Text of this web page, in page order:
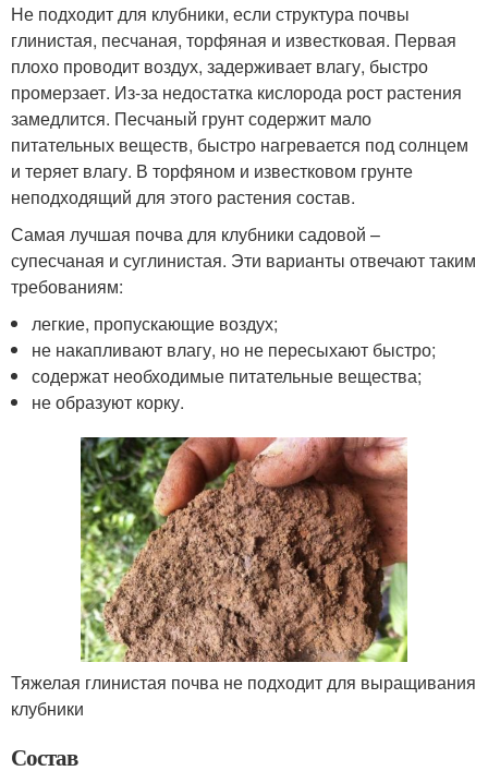
Не подходит для клубники, если структура почвы
глинистая, песчаная, торфяная и известковая. Первая
плохо проводит воздух, задерживает влагу, быстро
промерзает. Из-за недостатка кислорода рост растения
замедлится. Песчаный грунт содержит мало
питательных веществ, быстро нагревается под солнцем
и теряет влагу. В торфяном и известковом грунте
неподходящий для этого растения состав.
Самая лучшая почва для клубники садовой –
супесчаная и суглинистая. Эти варианты отвечают таким
требованиям:
легкие, пропускающие воздух;
не накапливают влагу, но не пересыхают быстро;
содержат необходимые питательные вещества;
не образуют корку.
Тяжелая глинистая почва не подходит для выращивания
клубники
Состав